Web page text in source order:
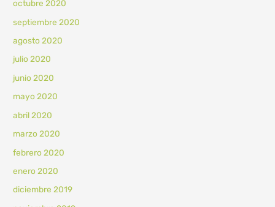
octubre 2020
septiembre 2020
agosto 2020
julio 2020
junio 2020
mayo 2020
abril 2020
marzo 2020
febrero 2020
enero 2020
diciembre 2019